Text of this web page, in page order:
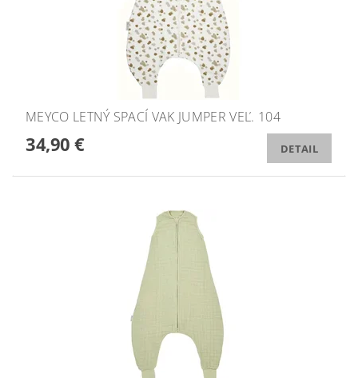
MEYCO LETNÝ SPACÍ VAK JUMPER VEĽ. 104
34,90 € DETAIL